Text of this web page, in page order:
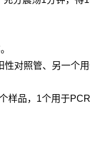
对照管、另一个用
品，1个用于